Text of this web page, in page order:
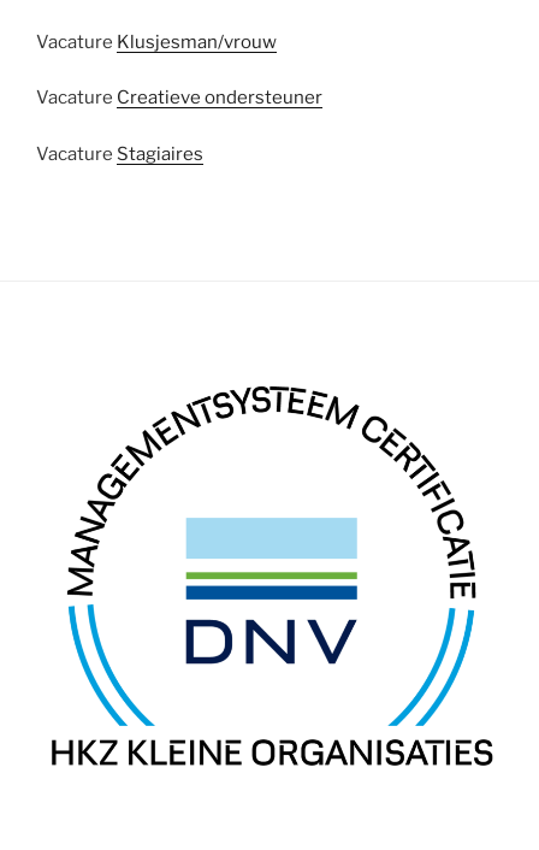
Vacature Klusjesman/vrouw
Vacature Creatieve ondersteuner
Vacature Stagiaires